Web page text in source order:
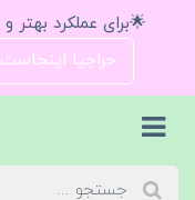
🌟برای عملکرد بهتر
حراجیا